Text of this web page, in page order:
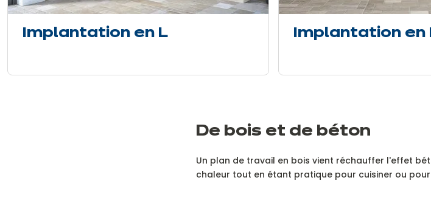
Implantation en L Implantation en
De bois et de béton
Un plan de travail en bois vient réchauffer l'effet
chaleur tout en étant pratique pour cuisiner ou